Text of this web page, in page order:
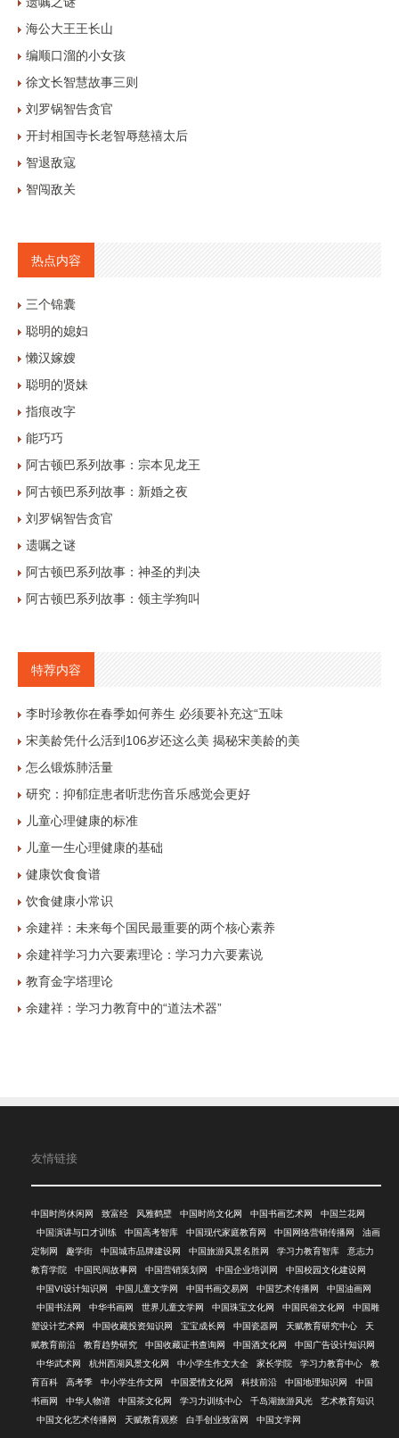
海公大王王长山
编顺口溜的小女孩
徐文长智慧故事三则
刘罗锅智告贪官
开封相国寺长老智辱慈禧太后
智退敌寇
智闯敌关
热点内容
三个锦囊
聪明的媳妇
懒汉嫁嫂
聪明的贤妹
指痕改字
能巧巧
阿古顿巴系列故事：宗本见龙王
阿古顿巴系列故事：新婚之夜
刘罗锅智告贪官
遗嘱之谜
阿古顿巴系列故事：神圣的判决
阿古顿巴系列故事：领主学狗叫
特荐内容
李时珍教你在春季如何养生 必须要补充这“五味
宋美龄凭什么活到106岁还这么美 揭秘宋美龄的美
怎么锻炼肺活量
研究：抑郁症患者听悲伤音乐感觉会更好
儿童心理健康的标准
儿童一生心理健康的基础
健康饮食食谱
饮食健康小常识
余建祥：未来每个国民最重要的两个核心素养
余建祥学习力六要素理论：学习力六要素说
教育金字塔理论
余建祥：学习力教育中的“道法术器”
友情链接
中国时尚休闲网 致富经 风雅鹤壁 中国时尚文化网 中国书画艺术网
中国兰花网
中国演讲与口才训练
中国高考智库 中国现代家庭教育网 中国网络营销传播网
油画
定制网
趣学街 中国城市品牌建设网 中国旅游风景名胜网 学习力教育智库
意志力
教育学院
中国民间故事网 中国营销策划网 中国企业培训网
中国校园文化建设网
中国VI设计知识网
中国儿童文学网 中国书画交易网 中国艺术传播网
中国油画网
中国书法网
中华书画网 世界儿童文学网 中国珠宝文化网 中国民俗文化网
中国雕
塑设计艺术网
中国收藏投资知识网 宝宝成长网 中国瓷器网 天赋教育研究中心
天
赋教育前沿
教育趋势研究 中国收藏证书查询网 中国酒文化网
中国广告设计知识网
中华武术网
杭州西湖风景文化网 中小学生作文大全 家长学院 学习力教育中心
教
育百科
高考季 中小学生作文网 中国爱情文化网 科技前沿 中国地理知识网
中国
书画网
中华人物谱 中国茶文化网 学习力训练中心 千岛湖旅游风光
艺术教育知识
中国文化艺术传播网
天赋教育观察 白手创业致富网 中国文学网